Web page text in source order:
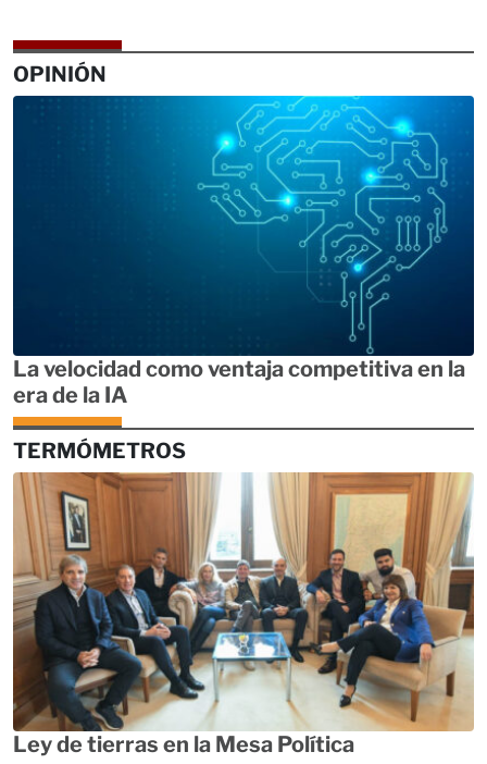
OPINIÓN
La velocidad como ventaja competitiva en la
era de la IA
TERMÓMETROS
Ley de tierras en la Mesa Política